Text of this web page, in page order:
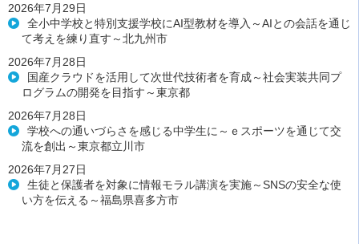
2026年7月29日
全小中学校と特別支援学校にAI型教材を導入～AIとの会話を通じ
て考えを練り直す～北九州市
2026年7月28日
国産クラウドを活用して次世代技術者を育成～社会実装共同プ
ログラムの開発を目指す～東京都
2026年7月28日
学校への通いづらさを感じる中学生に～ｅスポーツを通じて交
流を創出～東京都立川市
2026年7月27日
生徒と保護者を対象に情報モラル講演を実施～SNSの安全な使
い方を伝える～福島県喜多方市